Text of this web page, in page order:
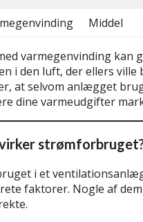
Middel
varmegenvinding kan
i den luft, der ellers ville
at selvom anlægget
dine varmeudgifter
i et
faktorer. Nogle af